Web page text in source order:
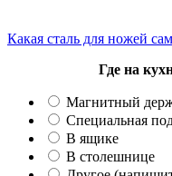
Какая сталь для ножей
Где на
Магнитный
Специальная
В ящике
В столешнице